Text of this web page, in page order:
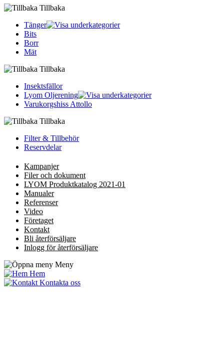
Tillbaka
Tänger
Bits
Borr
Mät
Tillbaka
Insektsfällor
Lyom Oljerening
Varukorgshiss Attollo
Tillbaka
Filter & Tillbehör
Reservdelar
Kampanjer
Filer och dokument
LYOM Produktkatalog 2021-01
Manualer
Referenser
Video
Företaget
Kontakt
Bli återförsäljare
Inlogg för återförsäljare
Meny
Hem
Kontakta oss